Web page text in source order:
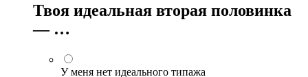
Твоя идеальная вторая половинка
— …
У меня нет идеального типажа